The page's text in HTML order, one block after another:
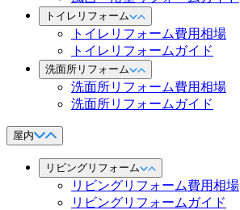
トイレリフォーム
トイレリフォーム費用相場
トイレリフォームガイド
洗面所リフォーム
洗面所リフォーム費用相場
洗面所リフォームガイド
屋内
リビングリフォーム
リビングリフォーム費用相場
リビングリフォームガイド